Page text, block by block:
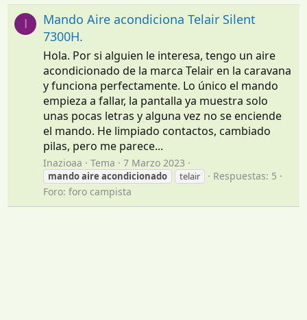
I
Mando Aire acondiciona Telair Silent
7300H.
Hola. Por si alguien le interesa, tengo un aire
acondicionado de la marca Telair en la caravana
y funciona perfectamente. Lo único el mando
empieza a fallar, la pantalla ya muestra solo
unas pocas letras y alguna vez no se enciende
el mando. He limpiado contactos, cambiado
pilas, pero me parece...
Inazioaa Tema 7 Marzo 2023
mandoaire acondicionado telair
Respuestas: 5
Foro:foro campista